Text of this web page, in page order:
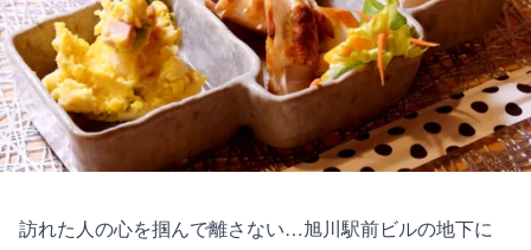
訪れた人の心を掴んで離さない…旭川駅前ビルの地下に